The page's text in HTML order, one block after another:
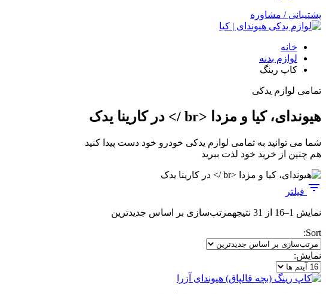
پشتیبانی / مشاوره
خانه
لوازم بدنه
کاپ رینگ
تمامی لوازم یدکی
هیوندای، کیا و مزدا <br /> در کارینا یدک
شما می توانید به تمامی لوازم یدکی خودرو خود دست پیدا کنید
هم چنین از خرید خود لذت ببرید
فیلتر
نمایش 1–16 از 31 نتیجه
مرتب‌سازی بر اساس جدیدترین
Sort:
نمایش: